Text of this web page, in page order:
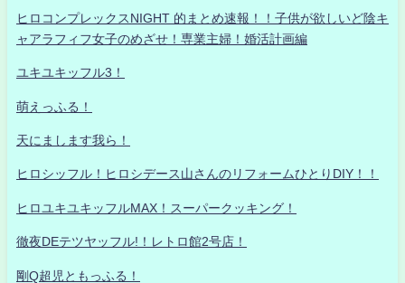
ヒロコンプレックスNIGHT 的まとめ速報！！子供が欲しいど陰キ
ャアラフィフ女子のめざせ！専業主婦！婚活計画編
ユキユキッフル3！
萌えっふる！
天にまします我ら！
ヒロシッフル！ヒロシデース山さんのリフォームひとりDIY！！
ヒロユキユキッフルMAX！スーパークッキング！
徹夜DEテツヤッフル!！レトロ館2号店！
剛Q超児ともっふる！